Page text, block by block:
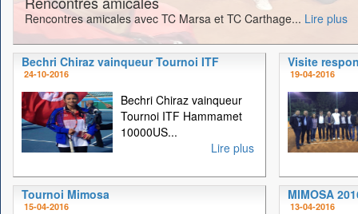
Rencontres amicales avec TC Marsa et TC Carthage... Lire plus
Bechri Chiraz vainqueur Tournoi ITF
24-10-2016
Bechri Chiraz vainqueur
Tournoi ITF Hammamet
10000US...
Lire plus
Visite
19-04-2016
Tournoi Mimosa
15-04-2016
MIMOSA
13-04-2016